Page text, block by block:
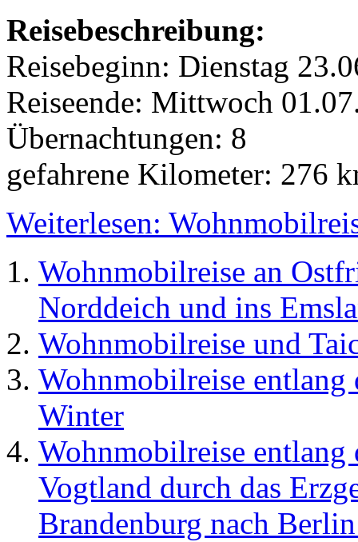
Reisebeschreibung:
Reisebeginn: Dienstag
Reiseende: Mittwoch
Übernachtungen: 8
gefahrene Kilometer: 276
Weiterlesen:
Wohnmobilreise an
Norddeich und ins
Wohnmobilreise und
Wohnmobilreise entlang
Winter
Wohnmobilreise entlang
Vogtland durch das
Brandenburg nach